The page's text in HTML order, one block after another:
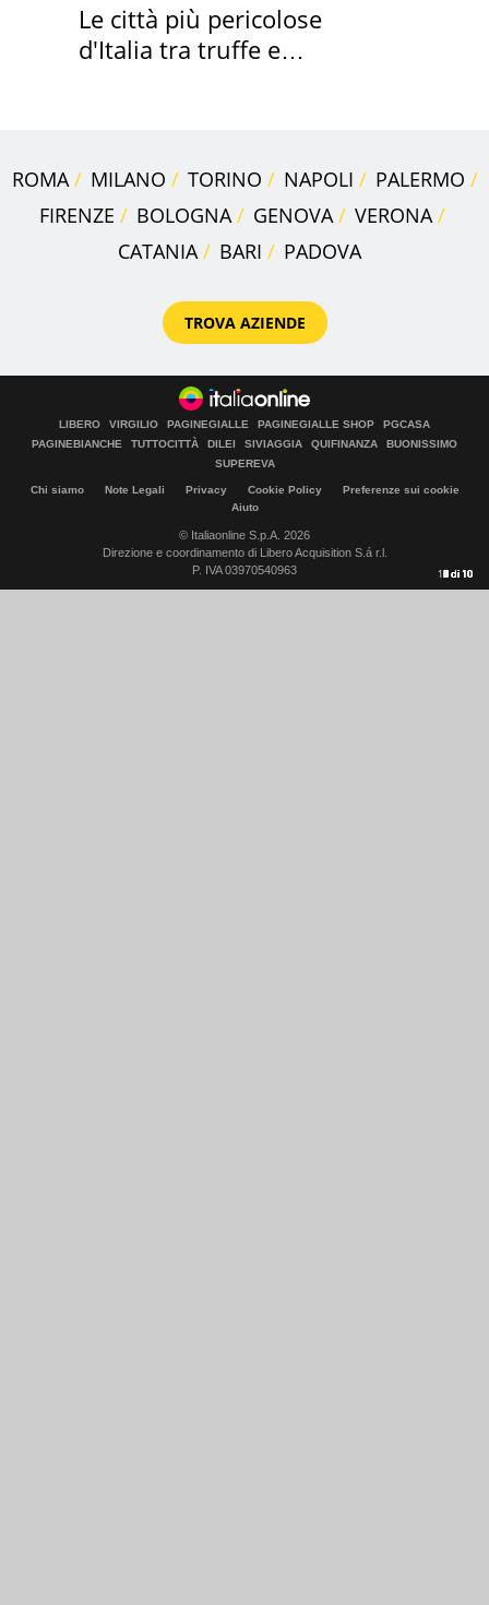
1di10
2di10
3di10
4di10
5di10
6di10
7di10
8di10
9di10
10di10
Le città più pericolose
d'Italia tra truffe e
ROMA MILANO TORINO NAPOLI
PALERMO
FIRENZE
BOLOGNA GENOVA
VERONA
CATANIA
BARI PADOVA
TROVA AZIENDE
LIBERO VIRGILIO PAGINEGIALLE PAGINEGIALLE SHOP
PGCASA
PAGINEBIANCHE
TUTTOCITTÀ DILEI SIVIAGGIA QUIFINANZA
BUONISSIMO
SUPEREVA
Chi siamo Note Legali Privacy Cookie Policy
Preferenze sui cookie
Aiuto
© Italiaonline S.p.A. 2026
Direzione e coordinamento di Libero Acquisition S.á r.l.
P. IVA 03970540963